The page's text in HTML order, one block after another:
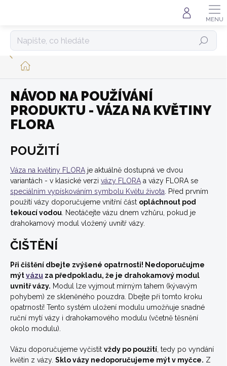
HLEDAT
DOMŮ
NÁVOD NA POUŽÍVÁNÍ
PRODUKTU - VÁZA NA KVĚTINY
FLORA
POUŽITÍ
Váza na květiny FLORA je aktuálně dostupná ve dvou
variantách - v klasické verzi vázy FLORA a vázy FLORA se
speciálním vypískováním symbolu Květu života . Před prvním
použití vázy doporučujeme vnitřní část opláchnout pod
tekoucí vodou . Neotáčejte vázu dnem vzhůru, pokud je
drahokamový modul vložený uvnitř vázy.
ČIŠTĚNÍ
Při čištění dbejte zvýšené opatrnosti! Nedoporučujme
mýtvázu za předpokladu, že je drahokamový modul
uvnitř vázy. Modul lze vyjmout mírným tahem (kývavým
pohybem) ze skleněného pouzdra. Dbejte při tomto kroku
opatrnosti! Tento systém uložení modulu umožňuje snadné
ruční mytí vázy i drahokamového modulu (včetně těsnění
okolo modulu).
Vázu doporučujeme vyčistit vždy po použití , tedy po vyndání
květin z vázy. Sklo vázy nedoporučujeme mýt v myčce. Z